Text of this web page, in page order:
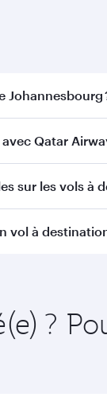
Johannesbourg
Qatar
avec
sur les vols à
l'itinéraire et
vol à
?